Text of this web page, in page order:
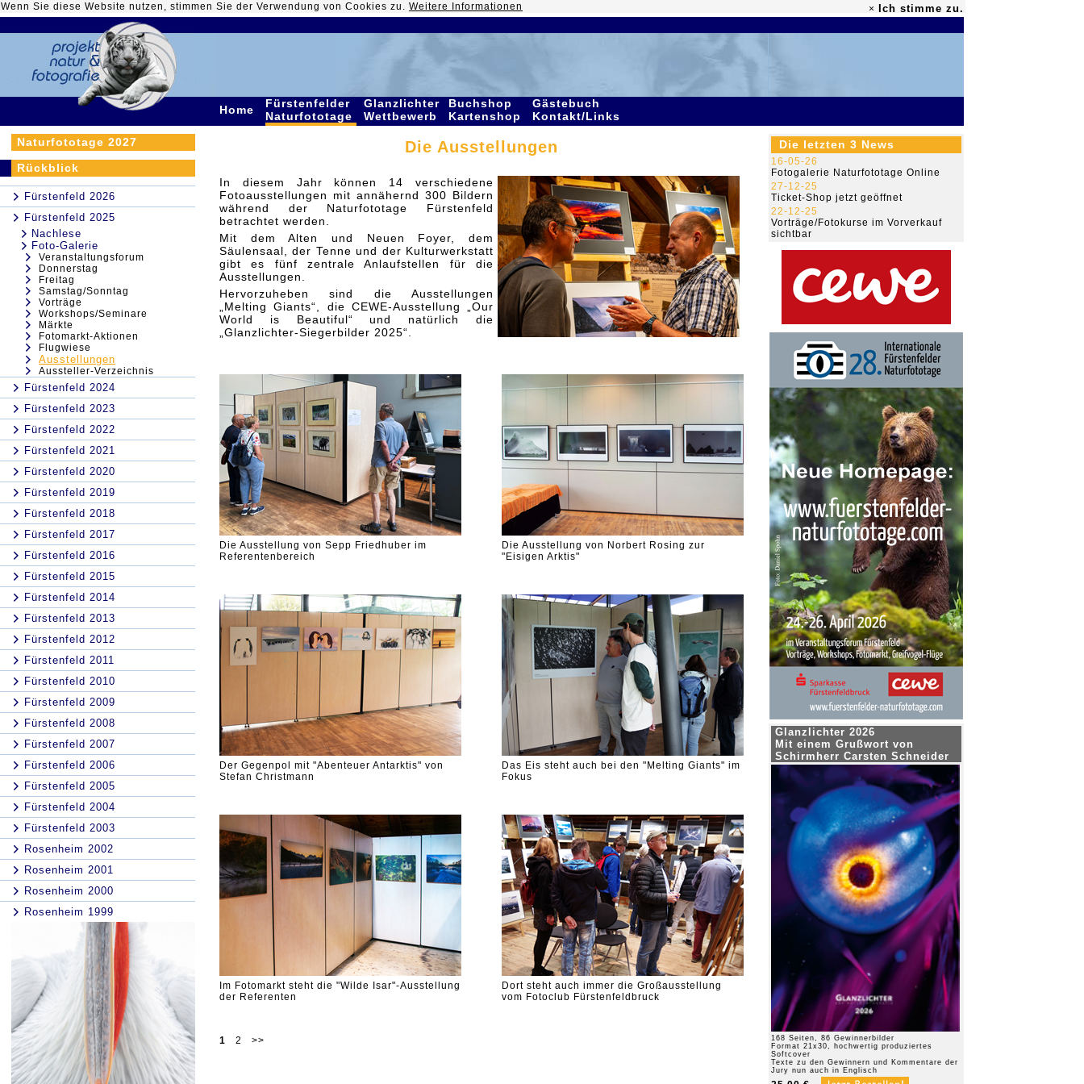
Wenn Sie diese Website nutzen, stimmen Sie der Verwendung von Cookies zu. Weitere Informationen × Ich stimme zu.
Home
Fürstenfelder
Naturfototage
Glanzlichter
Wettbewerb
Buchshop
Kartenshop
Gästebuch
Kontakt/Links
Naturfototage 2027
Rückblick
Fürstenfeld 2026
Fürstenfeld 2025
Nachlese
Foto-Galerie
Veranstaltungsforum
Donnerstag
Freitag
Samstag/Sonntag
Vorträge
Workshops/Seminare
Märkte
Fotomarkt-Aktionen
Flugwiese
Ausstellungen
Aussteller-Verzeichnis
Fürstenfeld 2024
Fürstenfeld 2023
Fürstenfeld 2022
Fürstenfeld 2021
Fürstenfeld 2020
Fürstenfeld 2019
Fürstenfeld 2018
Fürstenfeld 2017
Fürstenfeld 2016
Fürstenfeld 2015
Fürstenfeld 2014
Fürstenfeld 2013
Fürstenfeld 2012
Fürstenfeld 2011
Fürstenfeld 2010
Fürstenfeld 2009
Fürstenfeld 2008
Fürstenfeld 2007
Fürstenfeld 2006
Fürstenfeld 2005
Fürstenfeld 2004
Fürstenfeld 2003
Rosenheim 2002
Rosenheim 2001
Rosenheim 2000
Rosenheim 1999
Die Ausstellungen
In diesem Jahr können 14 verschiedene
Fotoausstellungen mit annähernd 300 Bildern
während der Naturfototage Fürstenfeld
betrachtet werden.
Mit dem Alten und Neuen Foyer, dem
Säulensaal, der Tenne und der Kulturwerkstatt
gibt es fünf zentrale Anlaufstellen für die
Ausstellungen.
Hervorzuheben sind die Ausstellungen
„Melting Giants“, die CEWE-Ausstellung „Our
World is Beautiful“ und natürlich die
„Glanzlichter-Siegerbilder 2025“.
Die Ausstellung von Sepp Friedhuber im
Referentenbereich
Die Ausstellung von Norbert Rosing zur
"Eisigen Arktis"
Der Gegenpol mit "Abenteuer Antarktis" von
Stefan Christmann
Das Eis steht auch bei den "Melting Giants" im
Fokus
Im Fotomarkt steht die "Wilde Isar"-Ausstellung
der Referenten
Dort steht auch immer die Großausstellung
vom Fotoclub Fürstenfeldbruck
1 2 >>
Die letzten 3 News
16-05-26
Fotogalerie Naturfototage Online
27-12-25
Ticket-Shop jetzt geöffnet
22-12-25
Vorträge/Fotokurse im Vorverkauf
sichtbar
Glanzlichter 2026
Mit einem Grußwort von
Schirmherr Carsten Schneider
168 Seiten, 86 Gewinnerbilder
Format 21x30, hochwertig produziertes
Softcover
Texte zu den Gewinnern und Kommentare der
Jury nun auch in Englisch